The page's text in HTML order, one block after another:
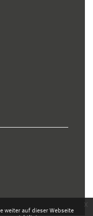
weiter auf dieser Webseite
x